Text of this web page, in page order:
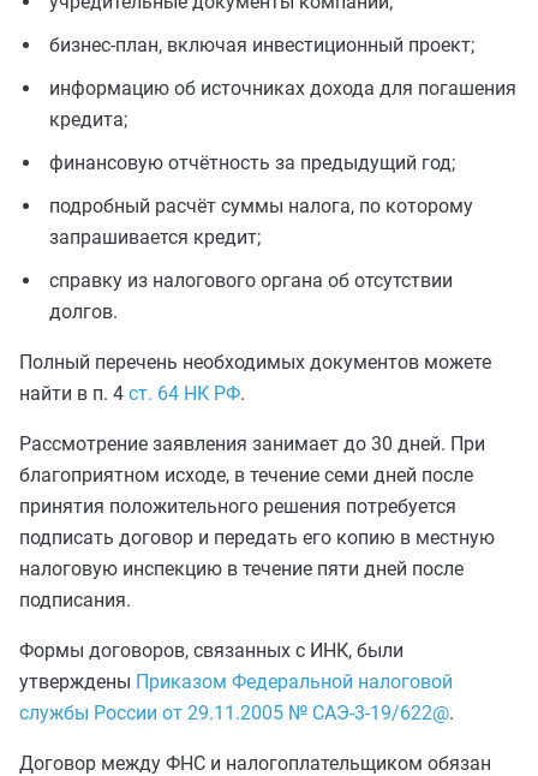
бизнес-план, включая инвестиционный проект;
информацию об источниках дохода для погашения
кредита;
финансовую отчётность за предыдущий год;
подробный расчёт суммы налога, по которому
запрашивается кредит;
справку из налогового органа об отсутствии
долгов.
Полный перечень необходимых документов можете
найти в п. 4 ст. 64 НК РФ.
Рассмотрение заявления занимает до 30 дней. При
благоприятном исходе, в течение семи дней после
принятия положительного решения потребуется
подписать договор и передать его копию в местную
налоговую инспекцию в течение пяти дней после
подписания.
Формы договоров, связанных с ИНК, были
утверждены Приказом Федеральной налоговой
службы России от 29.11.2005 № САЭ-3-19/622@.
Договор между ФНС и налогоплательщиком обязан